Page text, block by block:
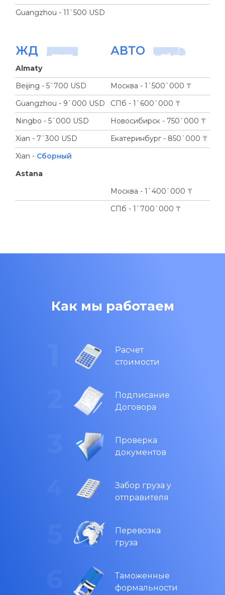
Guangzhou - 11`500 USD
ЖД АВТО
Almaty
Beijing - 5`700 USD
Москва - 1`500`000 ₸
Guangzhou - 9`000 USD
СПб - 1`600`000 ₸
Ningbo - 5`000 USD
Новосибирск - 750`000 ₸
Xian - 7`300 USD
Екатеринбург - 850`000 ₸
Xian - Сборный
Astana
Москва - 1`400`000 ₸
СПб - 1`700`000 ₸
Как мы работаем
Расчет
стоимости
Подписание
Договора
Проверка
документов
Забор груза у
отправителя
Перевозка
груза
Таможенные
формальности